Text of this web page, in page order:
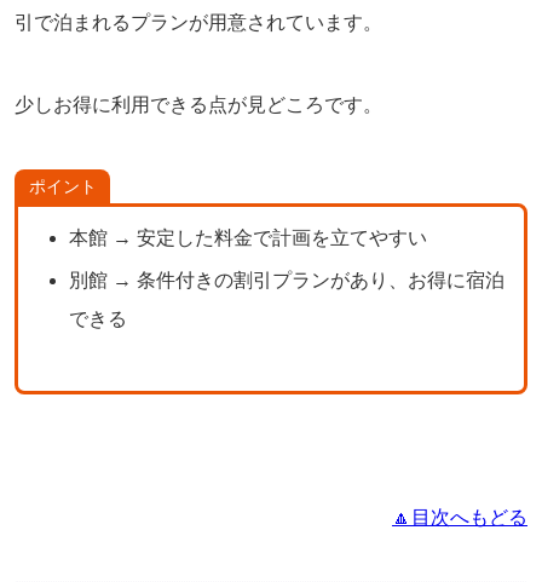
引で泊まれるプランが用意されています。
少しお得に利用できる点が見どころです。
ポイント
本館 → 安定した料金で計画を立てやすい
別館 → 条件付きの割引プランがあり、お得に宿泊
できる
🔼目次へもどる